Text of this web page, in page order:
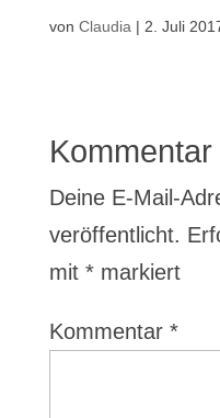
von Claudia | 2. Juli
Deine E-Mail-
veröffentlicht.
mit *markiert
Kommentar *